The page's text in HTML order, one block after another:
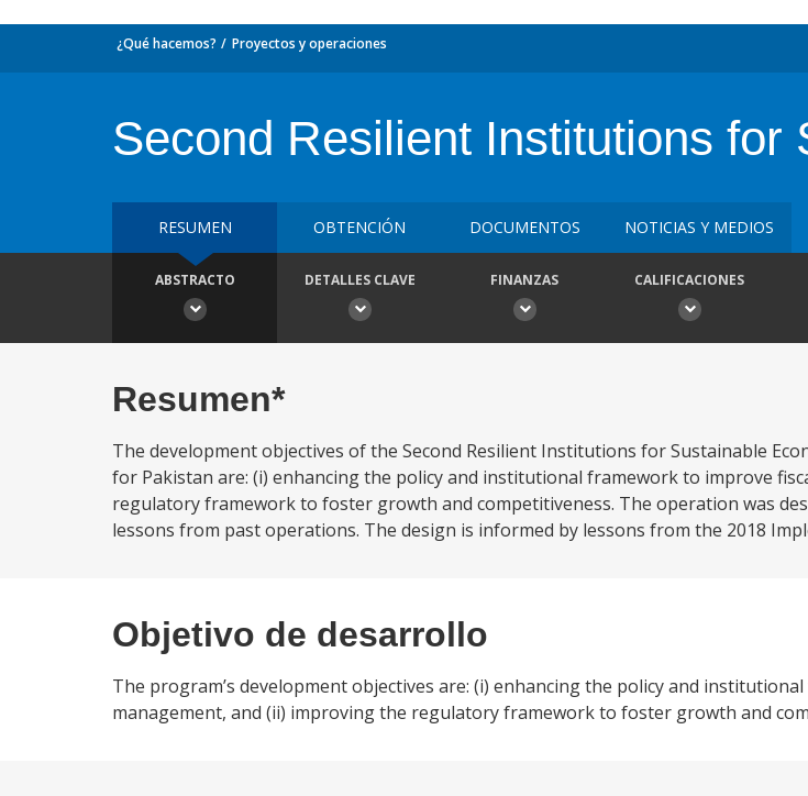
¿Qué hacemos? Proyectos y operaciones
Second Resilient Institutions for
RESUMEN OBTENCIÓN DOCUMENTOS NOTICIAS Y MEDIOS
ABSTRACTO DETALLES CLAVE FINANZAS CALIFICACIONES
Resumen*
The development objectives of the Second Resilient Institutions for Sustainable
for Pakistan are: (i) enhancing the policy and institutional framework to improve
regulatory framework to foster growth and competitiveness. The operation was
lessons from past operations. The design is informed by lessons from the 2018
Objetivo de desarrollo
The program’s development objectives are: (i) enhancing the policy and
management, and (ii) improving the regulatory framework to foster growth and